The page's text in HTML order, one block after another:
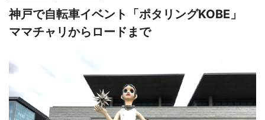
神戸で自転車イベント「ポタリングKOBE」
ママチャリからロードまで